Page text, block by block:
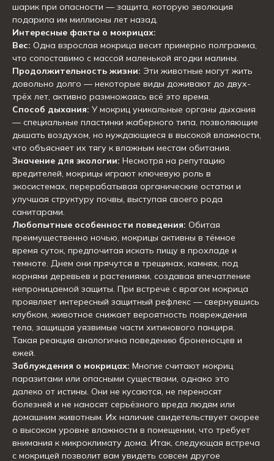
шарик при опасности — защита, которую эволюция
подарила им миллионы лет назад.
Интересные факты о мокрицах:
Вес: Одна взрослая мокрица весит примерно полграмма,
что сопоставимо с массой маленькой ягодки малины.
Продолжительность жизни: Эти животные могут жить
довольно долго — некоторые виды доживают до двух-
трёх лет, активно размножаясь всё это время.
Способ дыхания: У мокриц уникальные органы дыхания
— специальные пластинки жаберного типа, позволяющие
дышать воздухом, но нуждающиеся в высокой влажности,
что объясняет их тягу к влажным местам обитания.
Значение для экологии: Несмотря на репутацию
вредителей, мокрицы играют ключевую роль в
экосистемах, перерабатывая органические остатки и
улучшая структуру почвы, выступая своего рода
санитарами.
Любопытные особенности поведения: Обитая
преимущественно ночью, мокрицы активны в тёмное
время суток, предпочитая искать пищу в прохладе и
темноте. Днем они прячутся в трещинах, камнях, под
корнями деревьев и растениями, создавая впечатление
непроницаемой защиты. При встрече с врагом мокрица
проявляет интересный защитный рефлекс — свернувшись
клубком, животное снижает вероятность повреждения
тела, защищая уязвимые части хитинового панциря.
Такая реакция аналогична поведению броненосцев и
ежей.
Заблуждения о мокрицах: Многие считают мокриц
паразитами или опасными существами, однако это
далеко от истины. Они не кусаются, не переносят
болезней и не наносят серьёзного вреда людям или
домашним животным. Их наличие свидетельствует скорее
о высоком уровне влажности в помещении, что требует
внимания к микроклимату дома. Итак, следующая встреча
с мокрицей позволит вам увидеть совсем другое